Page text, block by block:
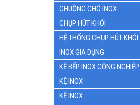
CHUỒNG CHÓ INOX
CHỤP HÚT KHÓI
HỆ THỐNG CHỤP HÚT KHÓI
INOX GIA DỤNG
KỆ BẾP INOX CÔNG NGHIỆP
KỆ INOX
KỆ INOX